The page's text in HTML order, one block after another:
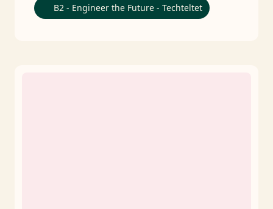
B2 - Engineer the Future - Techteltet